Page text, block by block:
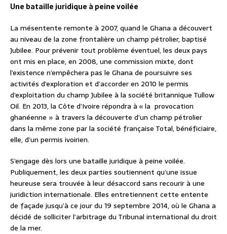
Une bataille juridique à peine voilée
La mésentente remonte à 2007, quand le Ghana a découvert
au niveau de la zone frontalière un champ pétrolier, baptisé
Jubilee. Pour prévenir tout problème éventuel, les deux pays
ont mis en place, en 2008, une commission mixte, dont
l’existence n’empêchera pas le Ghana de poursuivre ses
activités d’exploration et d’accorder en 2010 le permis
d’exploitation du champ Jubilee à la société britannique Tullow
Oil. En 2013, la Côte d’Ivoire répondra à « la provocation
ghanéenne » à travers la découverte d’un champ pétrolier
dans la même zone par la société française Total, bénéficiaire,
elle, d’un permis ivoirien.
S’engage dès lors une bataille juridique à peine voilée.
Publiquement, les deux parties soutiennent qu’une issue
heureuse sera trouvée à leur désaccord sans recourir à une
juridiction internationale. Elles entretiennent cette entente
de façade jusqu’à ce jour du 19 septembre 2014, où le Ghana a
décidé de solliciter l’arbitrage du Tribunal international du droit
de la mer.